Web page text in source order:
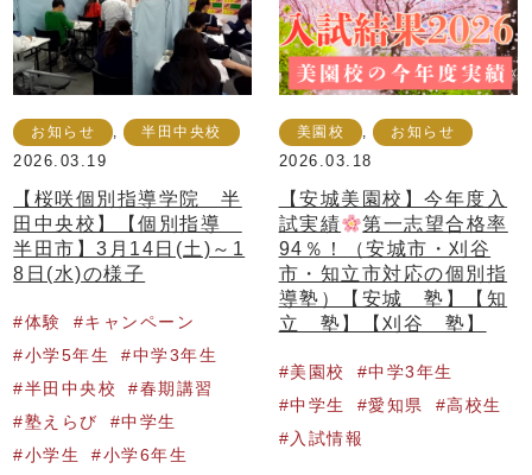
お知らせ , 半田中央校
2026.03.19
【桜咲個別指導学院 半
田中央校】【個別指導
半田市】3月14日(土)～1
8日(水)の様子
体験
キャンペーン
小学5年生
中学3年生
半田中央校
春期講習
塾えらび
中学生
小学生
小学6年生
美園校 , お知らせ
2026.03.18
【安城美園校】今年度入
試実績
第一志望合格率
94％！（安城市・刈谷
市・知立市対応の個別指
導塾）【安城 塾】【知
立 塾】【刈谷 塾】
美園校
中学3年生
中学生
愛知県
高校生
入試情報